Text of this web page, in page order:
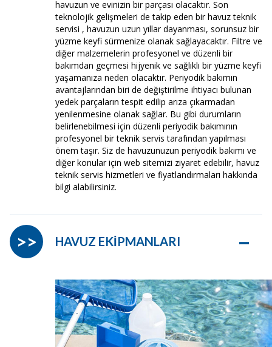
havuzun ve evinizin bir parçası olacaktır. Son
teknolojik gelişmeleri de takip eden bir havuz teknik
servisi , havuzun uzun yıllar dayanması, sorunsuz bir
yüzme keyfi sürmenize olanak sağlayacaktır. Filtre ve
diğer malzemelerin profesyonel ve düzenli bir
bakımdan geçmesi hijyenik ve sağlıklı bir yüzme keyfi
yaşamanıza neden olacaktır. Periyodik bakımın
avantajlarından biri de değiştirilme ihtiyacı bulunan
yedek parçaların tespit edilip arıza çıkarmadan
yenilenmesine olanak sağlar. Bu gibi durumların
belirlenebilmesi için düzenli periyodik bakımının
profesyonel bir teknik servis tarafından yapılması
önem taşır. Siz de havuzunuzun periyodik bakımı ve
diğer konular için web sitemizi ziyaret edebilir, havuz
teknik servis hizmetleri ve fiyatlandırmaları hakkında
bilgi alabilirsiniz.
HAVUZ EKİPMANLARI –
>>